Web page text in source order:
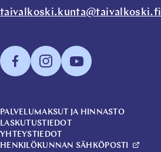
taivalkoski.kunta@taivalkoski.fi
PALVELUMAKSUT JA HINNASTO
LASKUTUSTIEDOT
YHTEYSTIEDOT
HENKILÖKUNNAN SÄHKÖPOSTI